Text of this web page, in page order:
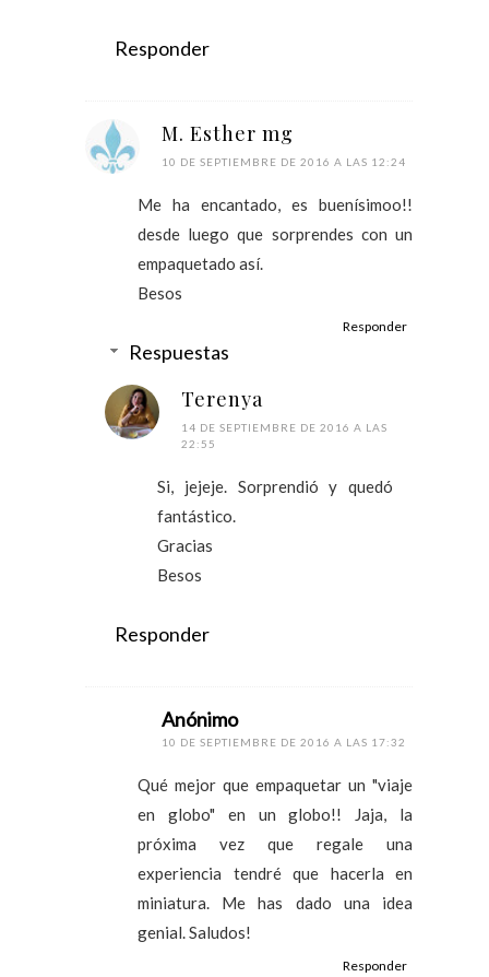
Responder
M. Esther mg
10 DE SEPTIEMBRE DE 2016 A LAS 12:24
Me ha encantado, es buenísimoo!!
desde luego que sorprendes con un
empaquetado así.
Besos
Responder
Respuestas
Terenya
14 DE SEPTIEMBRE DE 2016 A LAS
22:55
Si, jejeje. Sorprendió y quedó
fantástico.
Gracias
Besos
Responder
Anónimo
10 DE SEPTIEMBRE DE 2016 A LAS 17:32
Qué mejor que empaquetar un "viaje
en globo" en un globo!! Jaja, la
próxima vez que regale una
experiencia tendré que hacerla en
miniatura. Me has dado una idea
genial. Saludos!
Responder